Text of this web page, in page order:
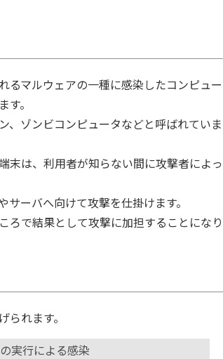
るマルウェアの一種に感染したコンピュー
。
、ゾンビコンピュータなどと呼ばれていま
末は、利用者が知らない間に攻撃者によっ
ーバへ向けて攻撃を仕掛けます。
ろで結果として攻撃に加担することになり
れます。
実行による感染